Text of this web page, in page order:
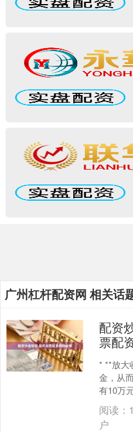
广州杠杆配资网 相关话
配资
票配
* **放大
金，从
有10万
金额可
供股票
阅读：
户